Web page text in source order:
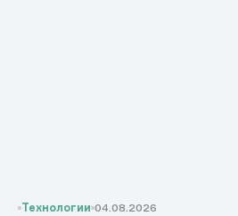
Технологии 04.08.2026